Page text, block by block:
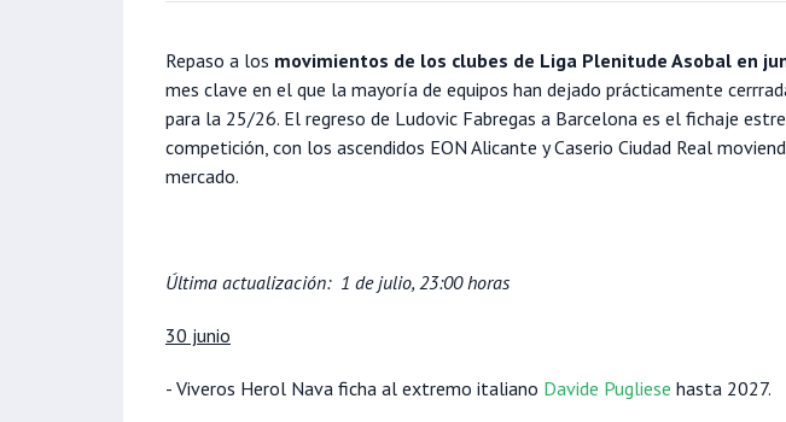
Repaso a los movimientos de los clubes de Liga Plenitude Asobal en
mes clave en el que la mayoría de equipos han dejado prácticamente
para la 25/26. El regreso de Ludovic Fabregas a Barcelona es el fichaje
competición, con los ascendidos EON Alicante y Caserio Ciudad Real
mercado.
Última actualización: 1 de julio, 23:00 horas
30 junio
- Viveros Herol Nava ficha al extremo italiano Davide Pugliese hasta 2027.